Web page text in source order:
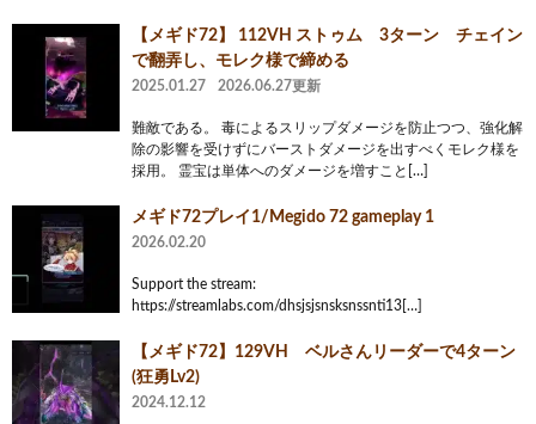
【メギド72】 112VH ストゥム 3ターン チェイン
で翻弄し、モレク様で締める
2025.01.27 2026.06.27更新
難敵である。 毒によるスリップダメージを防止つつ、強化解
除の影響を受けずにバーストダメージを出すべくモレク様を
採用。 霊宝は単体へのダメージを増すこと[…]
メギド72プレイ1/Megido 72 gameplay 1
2026.02.20
Support the stream:
https://streamlabs.com/dhsjsjsnsksnssnti13[…]
【メギド72】129VH ベルさんリーダーで4ターン
(狂勇Lv2)
2024.12.12